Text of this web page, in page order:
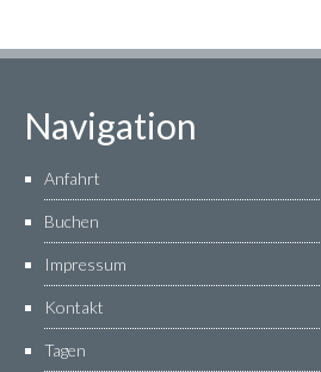
Navigation
Anfahrt
Buchen
Impressum
Kontakt
Tagen